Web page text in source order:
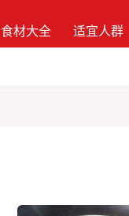
食材大全 适宜人群